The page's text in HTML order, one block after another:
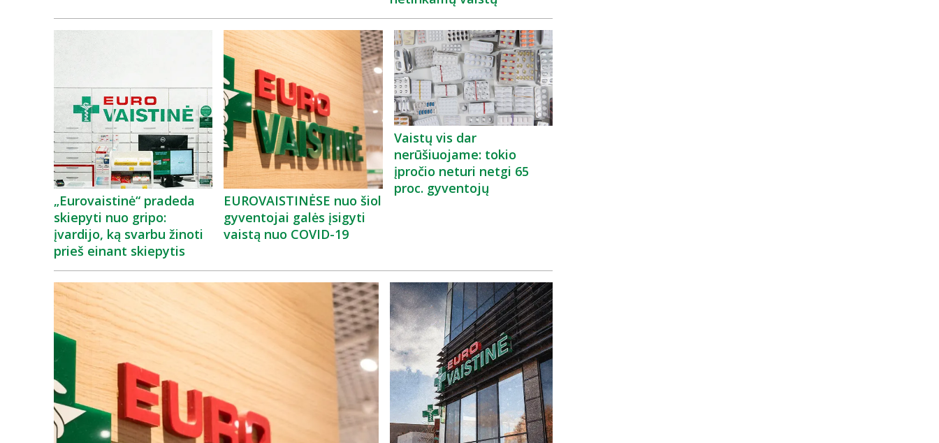
„Eurovaistinė“ pradeda
skiepyti nuo gripo:
įvardijo, ką svarbu žinoti
prieš einant skiepytis
EUROVAISTINĖSE nuo šiol
gyventojai galės įsigyti
vaistą nuo COVID-19
Vaistų vis dar
nerūšiuojame: tokio
įpročio neturi netgi 65
proc. gyventojų